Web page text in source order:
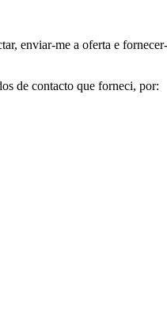
enviar-me a oferta e
de contacto que forneci, por: